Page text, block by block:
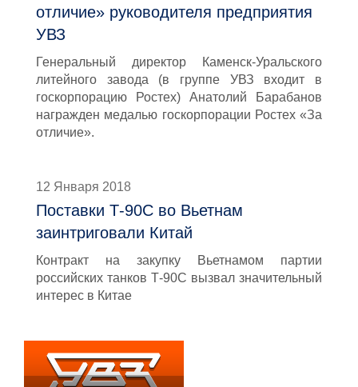
отличие» руководителя предприятия
УВЗ
Генеральный директор Каменск-Уральского
литейного завода (в группе УВЗ входит в
госкорпорацию Ростех) Анатолий Барабанов
награжден медалью госкорпорации Ростех «За
отличие».
12 Января 2018
Поставки Т-90С во Вьетнам
заинтриговали Китай
Контракт на закупку Вьетнамом партии
российских танков Т-90С вызвал значительный
интерес в Китае